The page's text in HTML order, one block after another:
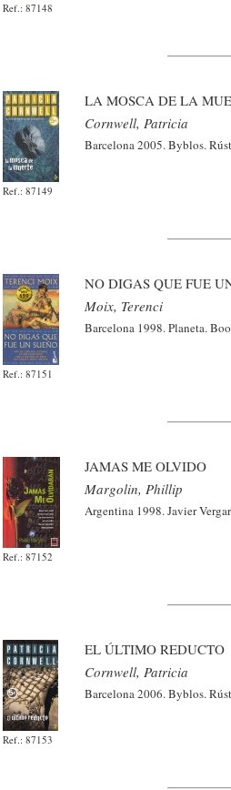
Ref.: 87148
Ref.: 87149
LA MOSCA DE LA
Cornwell, Patricia
Barcelona 2005. Byblos.
Ref.: 87151
NO DIGAS QUE FUE
Moix, Terenci
Barcelona 1998. Planeta.
Ref.: 87152
JAMAS ME OLVIDO
Margolin, Phillip
Argentina 1998. Javier
Ref.: 87153
EL ÚLTIMO REDUCTO
Cornwell, Patricia
Barcelona 2006. Byblos.